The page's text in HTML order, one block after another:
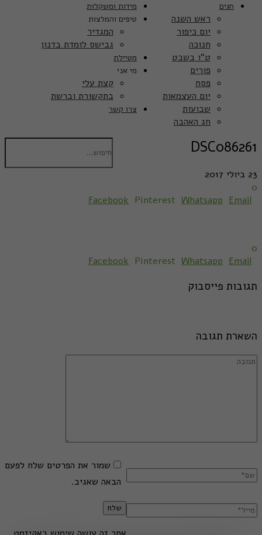
חגים
ראש השנה
יום כיפור
חנוכה
ט”ו בשבט
פורים
פסח
יום העצמאות
שבועות
חג האהבה
מידות ומשקלות
טיפים והמלצות
המגדיר
גבישס לומדת בדנון
מטיילת
מי אני
קצת עלי
בתקשורת וברשת
צרו קשר
DSC086261
23 ביולי 2017
0
Facebook Pinterest Whatsapp Email
0
Facebook Pinterest Whatsapp Email
תגובות פייסבוק
השארת תגובה
שמור את הפרטים שלח לפעם
הבאה שאגיב.